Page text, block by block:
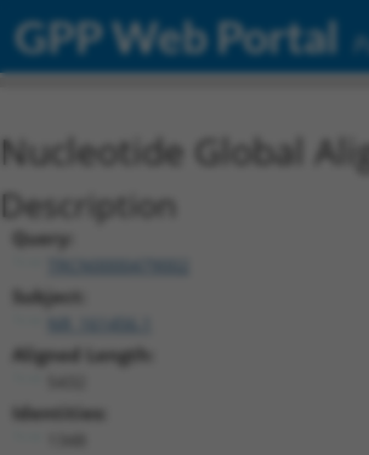
GPP Web Portal
Nucleotide Global
Description
Query:
Subject:
Aligned Length:
Identities: